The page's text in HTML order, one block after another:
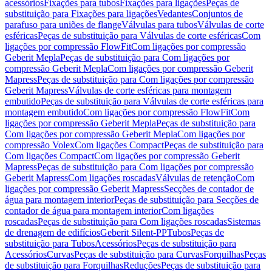
acessóriosFixações para tubosFixações para ligaçõesPeças de
substituição para Fixações para ligaçõesVedantesConjuntos de
parafuso para uniões de flangeVálvulas para tubosVálvulas de corte
esféricasPeças de substituição para Válvulas de corte esféricasCom
ligações por compressão FlowFitCom ligações por compressão
Geberit MeplaPeças de substituição para Com ligações por
compressão Geberit MeplaCom ligações por compressão Geberit
MapressPeças de substituição para Com ligações por compressão
Geberit MapressVálvulas de corte esféricas para montagem
embutidoPeças de substituição para Válvulas de corte esféricas para
montagem embutidoCom ligações por compressão FlowFitCom
ligações por compressão Geberit MeplaPeças de substituição para
Com ligações por compressão Geberit MeplaCom ligações por
compressão VolexCom ligações CompactPeças de substituição para
Com ligações CompactCom ligações por compressão Geberit
MapressPeças de substituição para Com ligações por compressão
Geberit MapressCom ligações roscadasVálvulas de retençãoCom
ligações por compressão Geberit MapressSecções de contador de
água para montagem interiorPeças de substituição para Secções de
contador de água para montagem interiorCom ligações
roscadasPeças de substituição para Com ligações roscadasSistemas
de drenagem de edifíciosGeberit Silent-PPTubosPeças de
substituição para TubosAcessóriosPeças de substituição para
AcessóriosCurvasPeças de substituição para CurvasForquilhasPeças
de substituição para ForquilhasReduçõesPeças de substituição para